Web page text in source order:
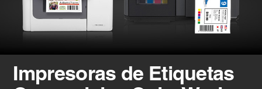
Impresoras de Etiquetas